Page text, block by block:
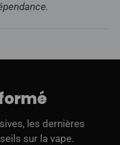
les dernières
sur la vape.